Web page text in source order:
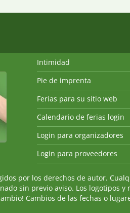
Intimidad
Pie de imprenta
Ferias para su sitio web
Calendario de ferias login
Login para organizadores
Login para proveedores
por los derechos de autor.
sin previo aviso. Los logotipos y
Cambios de las fechas o